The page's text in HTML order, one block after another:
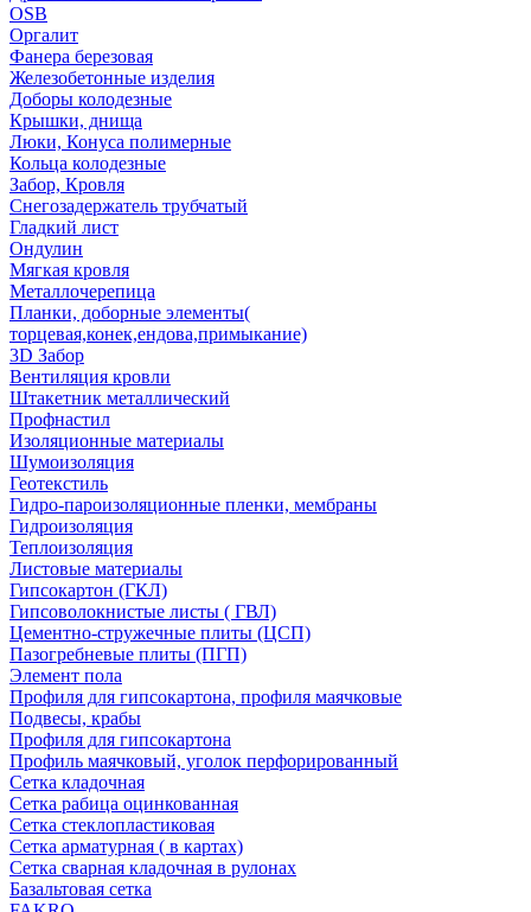
OSB
Оргалит
Фанера березовая
Железобетонные изделия
Доборы колодезные
Крышки, днища
Люки, Конуса полимерные
Кольца колодезные
Забор, Кровля
Снегозадержатель трубчатый
Гладкий лист
Ондулин
Мягкая кровля
Металлочерепица
Планки, доборные элементы(
торцевая,конек,ендова,примыкание)
3D Забор
Вентиляция кровли
Штакетник металлический
Профнастил
Изоляционные материалы
Шумоизоляция
Геотекстиль
Гидро-пароизоляционные пленки, мембраны
Гидроизоляция
Теплоизоляция
Листовые материалы
Гипсокартон (ГКЛ)
Гипсоволокнистые листы ( ГВЛ)
Цементно-стружечные плиты (ЦСП)
Пазогребневые плиты (ПГП)
Элемент пола
Профиля для гипсокартона, профиля маячковые
Подвесы, крабы
Профиля для гипсокартона
Профиль маячковый, уголок перфорированный
Сетка кладочная
Сетка рабица оцинкованная
Сетка стеклопластиковая
Сетка арматурная ( в картах)
Сетка сварная кладочная в рулонах
Базальтовая сетка